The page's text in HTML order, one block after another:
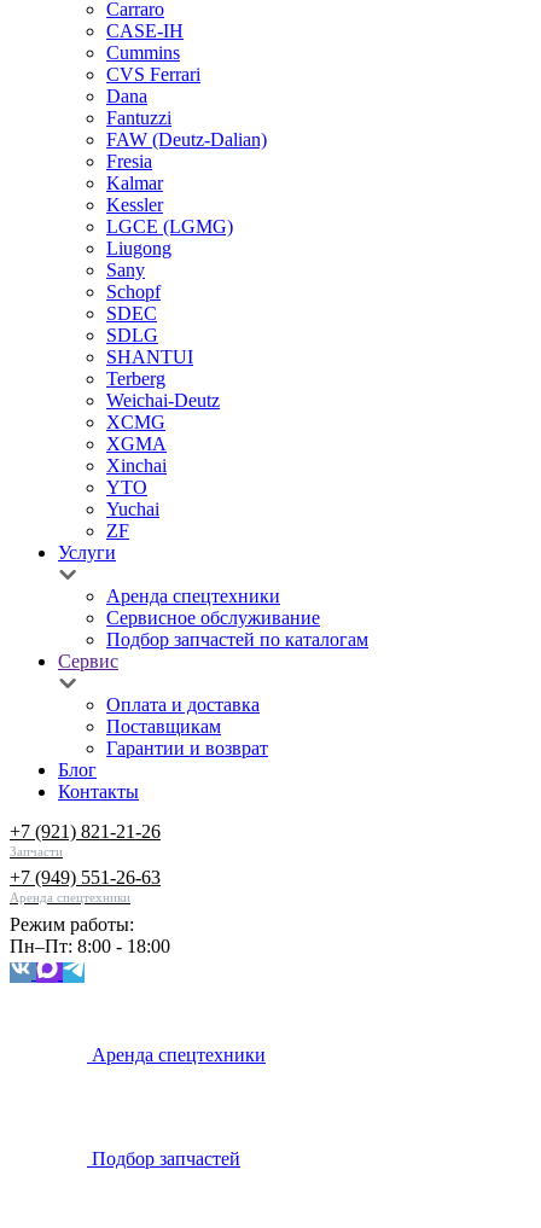
Carraro
CASE-IH
Cummins
CVS Ferrari
Dana
Fantuzzi
FAW (Deutz-Dalian)
Fresia
Kalmar
Kessler
LGCE (LGMG)
Liugong
Sany
Schopf
SDEC
SDLG
SHANTUI
Terberg
Weichai-Deutz
XCMG
XGMA
Xinchai
YTO
Yuchai
ZF
Услуги
Аренда спецтехники
Сервисное обслуживание
Подбор запчастей по каталогам
Сервис
Оплата и доставка
Поставщикам
Гарантии и возврат
Блог
Контакты
+7 (921) 821-21-26
Запчасти
+7 (949) 551-26-63
Аренда спецтехники
Режим работы:
Пн–Пт: 8:00 - 18:00
Аренда спецтехники
Подбор запчастей